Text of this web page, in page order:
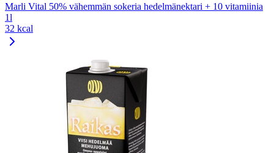
Marli Vital 50% vähemmän sokeria hedelmänektari + 10 vitamiinia
1l
32 kcal